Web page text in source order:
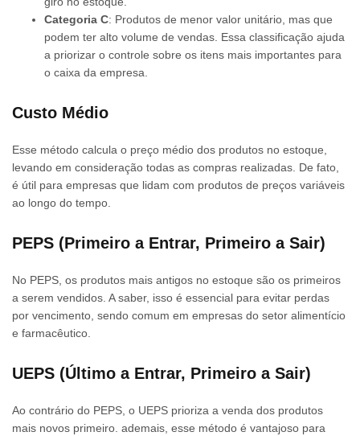
Categoria C: Produtos de menor valor unitário, mas que
podem ter alto volume de vendas. Essa classificação ajuda
a priorizar o controle sobre os itens mais importantes para
o caixa da empresa.
Custo Médio
Esse método calcula o preço médio dos produtos no estoque,
levando em consideração todas as compras realizadas. De fato,
é útil para empresas que lidam com produtos de preços variáveis
ao longo do tempo.
PEPS (Primeiro a Entrar, Primeiro a Sair)
No PEPS, os produtos mais antigos no estoque são os primeiros
a serem vendidos. A saber, isso é essencial para evitar perdas
por vencimento, sendo comum em empresas do setor alimentício
e farmacêutico.
UEPS (Último a Entrar, Primeiro a Sair)
Ao contrário do PEPS, o UEPS prioriza a venda dos produtos
mais novos primeiro. ademais, esse método é vantajoso para